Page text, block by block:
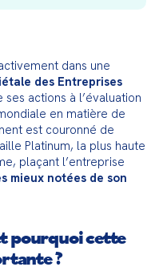
des Entreprises
ses actions à l’évaluation
en matière de
est couronné de
Platinum, la plus haute
plaçant l’entreprise
mieux notées de son
pourquoi cette
?